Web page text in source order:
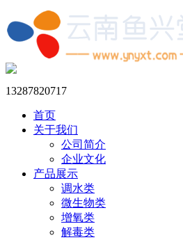
13287820717
首页
关于我们
公司简介
企业文化
产品展示
调水类
微生物类
增氧类
解毒类